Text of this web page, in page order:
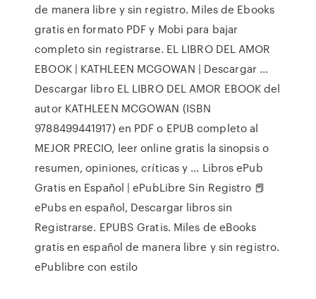
de manera libre y sin registro. Miles de Ebooks
gratis en formato PDF y Mobi para bajar
completo sin registrarse. EL LIBRO DEL AMOR
EBOOK | KATHLEEN MCGOWAN | Descargar ...
Descargar libro EL LIBRO DEL AMOR EBOOK del
autor KATHLEEN MCGOWAN (ISBN
9788499441917) en PDF o EPUB completo al
MEJOR PRECIO, leer online gratis la sinopsis o
resumen, opiniones, críticas y … Libros ePub
Gratis en Español | ePubLibre Sin Registro 📕
ePubs en español, Descargar libros sin
Registrarse. EPUBS Gratis. Miles de eBooks
gratis en español de manera libre y sin registro.
ePublibre con estilo